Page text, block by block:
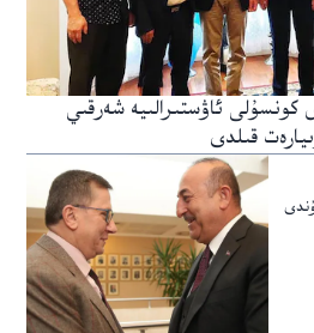
كونسۇلى ئاۋستىرالىيە شەرقىي
قىلدى